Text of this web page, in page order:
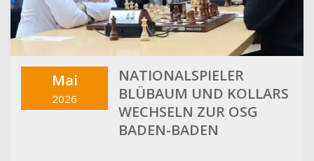
Mai
2026
NATIONALSPIELER
BLÜBAUM UND KOLLARS
WECHSELN ZUR OSG
BADEN-BADEN